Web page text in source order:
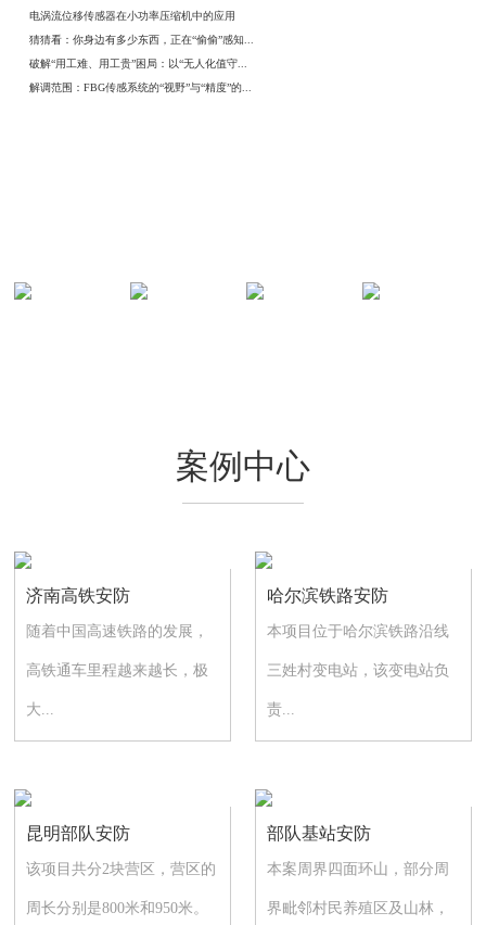
电涡流位移传感器在小功率压缩机中的应用
猜猜看：你身边有多少东西，正在“偷偷”感知...
破解“用工难、用工贵”困局：以“无人化值守...
解调范围：FBG传感系统的“视野”与“精度”的...
案例中心
济南高铁安防
随着中国高速铁路的发展，
高铁通车里程越来越长，极
大...
哈尔滨铁路安防
本项目位于哈尔滨铁路沿线
三姓村变电站，该变电站负
责...
昆明部队安防
该项目共分2块营区，营区的
周长分别是800米和950米。
部队基站安防
本案周界四面环山，部分周
界毗邻村民养殖区及山林，